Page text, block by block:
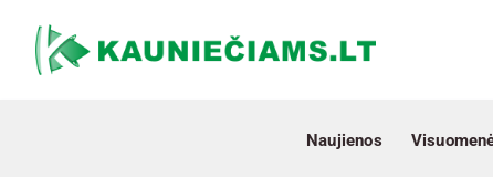
Naujienos